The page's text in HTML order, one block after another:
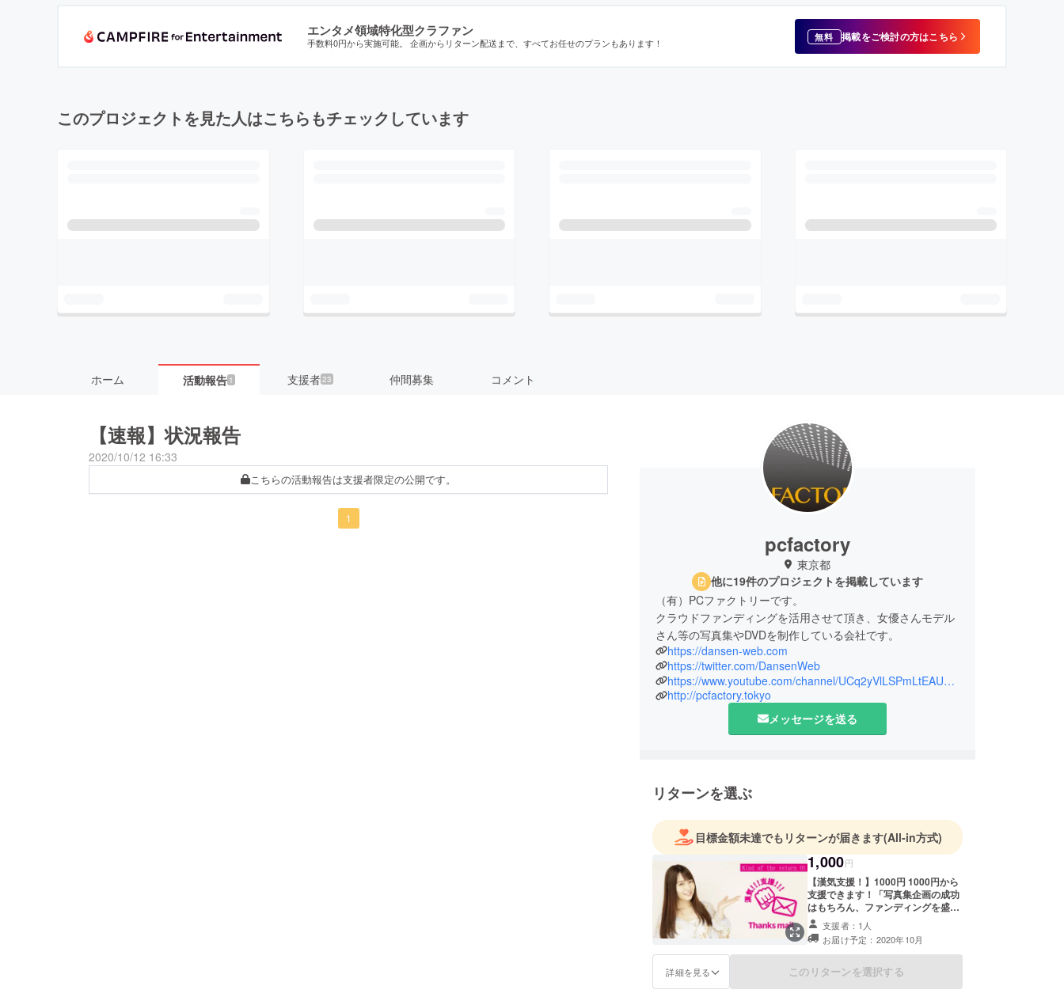
エンタメ領域特化型クラファン
手数料0円から実施可能。 企画からリターン配送まで、すべてお任せのプランもあります！ 無料 掲載をご検討の方はこちら
このプロジェクトを見た人はこちらもチェックしています
ホーム 活動報告 1 支援者23 仲間募集 コメント
【速報】状況報告
2020/10/12 16:33
こちらの活動報告は支援者限定の公開です。
1
pcfactory
東京都
他に19件のプロジェクトを掲載しています
（有）PCファクトリーです。
クラウドファンディングを活用させて頂き、女優さんモデル
さん等の写真集やDVDを制作している会社です。
https://dansen-web.com
https://twitter.com/DansenWeb
https://www.youtube.com/channel/UCq2yVlLSPmLtEAURoTZ3lYg
http://pcfactory.tokyo
メッセージを送る
リターンを選ぶ
目標金額未達でもリターンが届きます(All-in方式)
1,000円
【漢気支援！】1000円 1000円から
支援できます！「写真集企画の成功
はもちろん、ファンディングを盛り
上げるために、ここはひとつ漢気を
見せてやろう！」という方向きのリ
ターンです。 支援額はあなたが決め
てください！ ※最低額設定1000円以
上でお願いいたします。感謝メール
支援者：1人
お届け予定：2020年10月
詳細を見る このリターンを選択する